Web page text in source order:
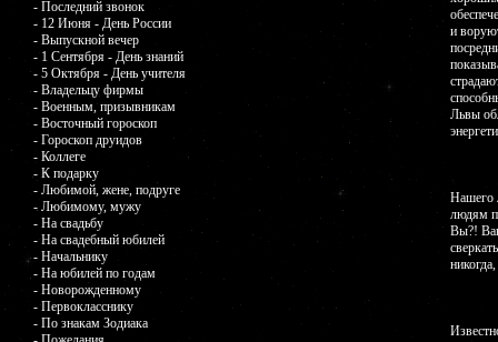
- Последний звонок
- 12 Июня - День России
- Выпускной вечер
- 1 Сентября - День знаний
- 5 Октября - День учителя
- Владельцу фирмы
- Военным, призывникам
- Восточный гороскоп
- Гороскоп друидов
- Коллеге
- К подарку
- Любимой, жене, подруге
- Любимому, мужу
- На свадьбу
- На свадебный юбилей
- Начальнику
- На юбилей по годам
- Новорожденному
- Первокласснику
- По знакам Зодиака
и
Львы
Нашего
людям
Вы?!